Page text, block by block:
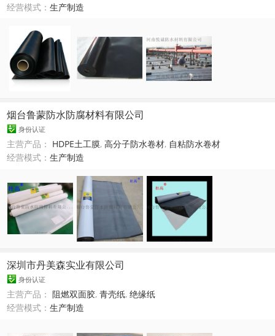
经营模式：生产制造
烟台鲁蒙防水防腐材料有限公司
身份认证
主营产品： HDPE土工膜,高分子防水卷材, 自粘防水卷材
经营模式：生产制造
深圳市丹美森实业有限公司
身份认证
主营产品： 阻燃双面胶,青壳纸,绝缘纸
经营模式：生产制造